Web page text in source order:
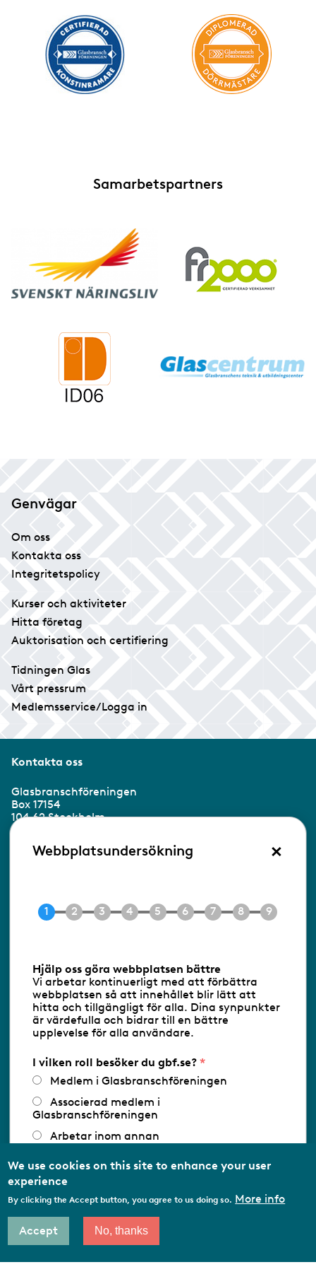
Samarbetspartners
Genvägar
Om oss
Kontakta oss
Integritetspolicy
Kurser och aktiviteter
Hitta företag
Auktorisation och certifiering
Tidningen Glas
Vårt pressrum
Medlemsservice/Logga in
Kontakta oss
Glasbranschföreningen
Box 17154
104 62 Stockholm
Besöksadress:
Ringvägen 100
E-post info@gbf.se
Följ oss via RSS
Databasens namn:www.gbf.se-
Glasbranschföreningen AB - Ansvarig
utgivare: Sofia Wahlgren
Webbplatsundersökning ×
Hjälp oss göra webbplatsen bättre
Vi arbetar kontinuerligt med att förbättra
webbplatsen så att innehållet blir lätt att
hitta och tillgängligt för alla. Dina synpunkter
är värdefulla och bidrar till en bättre
upplevelse för alla användare.
I vilken roll besöker du gbf.se?
Medlem i Glasbranschföreningen
Associerad medlem i
Glasbranschföreningen
Arbetar inom annan
Utbildningsaktör
Other…
We use cookies on this site to enhance your user
experience
By clicking the Accept button, you agree to us doing so. More info
Accept No, thanks